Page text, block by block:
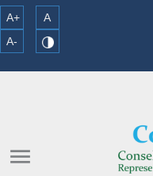
A+
A
A-
menu